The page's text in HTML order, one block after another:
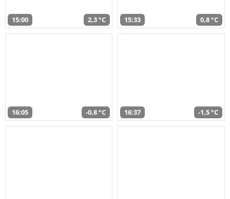
15:00 2,3 °C 15:33 0,8 °C
16:05 -0,8 °C 16:37 -1,5 °C